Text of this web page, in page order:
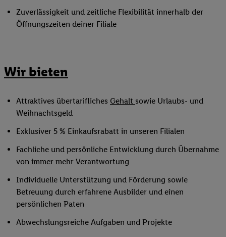
Zuverlässigkeit und zeitliche Flexibilität innerhalb der
Öffnungszeiten deiner Filiale
Wir bieten
Attraktives übertarifliches Gehalt sowie Urlaubs- und
Weihnachtsgeld
Exklusiver 5 % Einkaufsrabatt in unseren Filialen
Fachliche und persönliche Entwicklung durch Übernahme
von immer mehr Verantwortung
Individuelle Unterstützung und Förderung sowie
Betreuung durch erfahrene Ausbilder und einen
persönlichen Paten
Abwechslungsreiche Aufgaben und Projekte